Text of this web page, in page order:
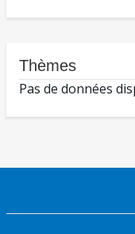
Thèmes
Pas de données